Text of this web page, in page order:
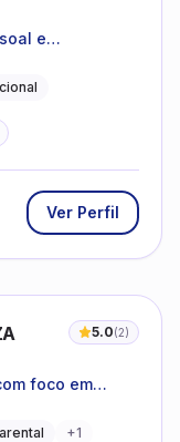
e
Ver Perfil
5.0(2)
foco em
e+1